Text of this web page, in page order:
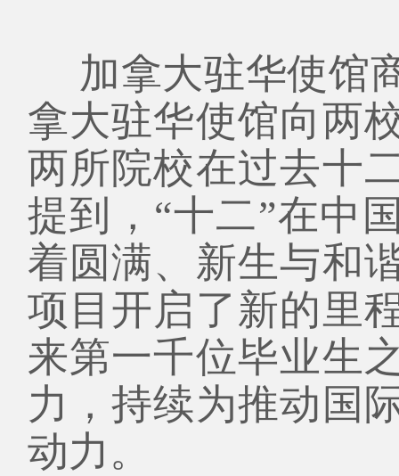
加拿大驻华使馆
拿大驻华使馆向两
两所院校在过去十
提到，“十二”在中
着圆满、新生与和
项目开启了新的里
来第一千位毕业生
力，持续为推动国
动力。